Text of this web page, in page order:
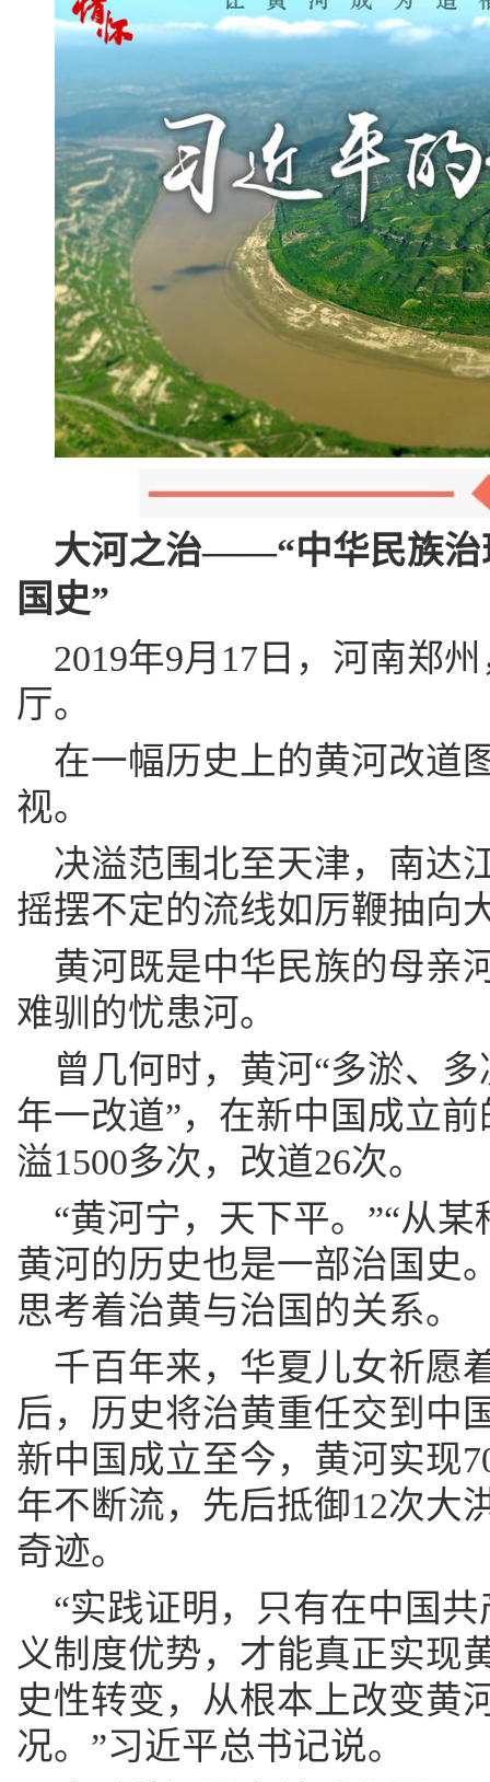
大河之治——“中华民族治
国史”
2019年9月17日，河南郑
厅。
在一幅历史上的黄河改道
视。
决溢范围北至天津，南达
摇摆不定的流线如厉鞭抽向
黄河既是中华民族的母亲
难驯的忧患河。
曾几何时，黄河“多淤、
年一改道”，在新中国成立
溢1500多次，改道26次。
“黄河宁，天下平。”“从
黄河的历史也是一部治国史
思考着治黄与治国的关系。
千百年来，华夏儿女祈愿
后，历史将治黄重任交到中
新中国成立至今，黄河实现
年不断流，先后抵御12次大
奇迹。
“实践证明，只有在中国
义制度优势，才能真正实现
史性转变，从根本上改变黄
况。”习近平总书记说。